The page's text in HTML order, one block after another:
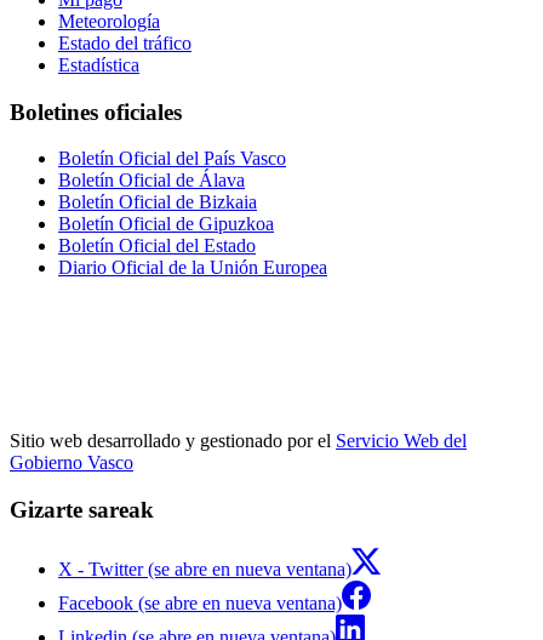
Meteorología
Estado del tráfico
Estadística
Boletines oficiales
Boletín Oficial del País Vasco
Boletín Oficial de Álava
Boletín Oficial de Bizkaia
Boletín Oficial de Gipuzkoa
Boletín Oficial del Estado
Diario Oficial de la Unión Europea
Sitio web desarrollado y gestionado por el Servicio Web del
Gobierno Vasco
Gizarte sareak
X - Twitter (se abre en nueva ventana)
Facebook (se abre en nueva ventana)